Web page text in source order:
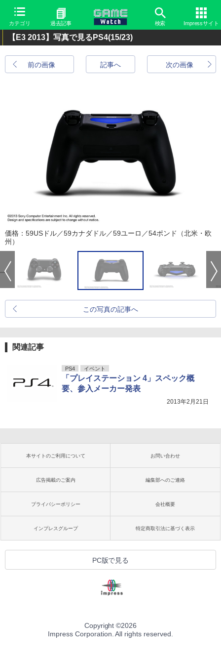
カテゴリ 過去記事 検索 Impressサイト
【E3 2013】写真で見るPS4(15/23)
前の画像 次の画像
記事へ
価格：59USドル／59カナダドル／59ユーロ／54ポンド（北米・欧
州）
この写真の記事へ
関連記事
PS4 イベント
「プレイステーション 4」スペック概
要、参入メーカー発表
2013年2月21日
本サイトのご利用について お問い合わせ
広告掲載のご案内 編集部へのご連絡
プライバシーポリシー 会社概要
インプレスグループ 特定商取引法に基づく表示
PC版で見る
Copyright ©2026
Impress Corporation. All rights reserved.